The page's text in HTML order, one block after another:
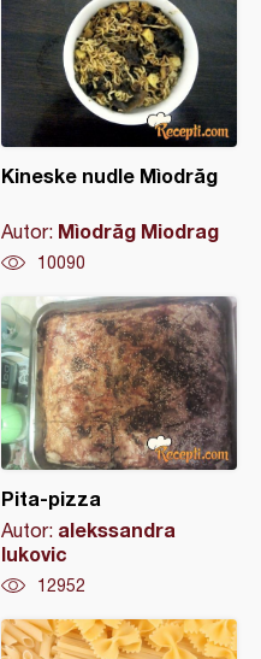
Kineske nudle Mìodrăg
Autor: Mìodrăg Miodrag
10090
Pita-pizza
Autor: alekssandra
lukovic
12952